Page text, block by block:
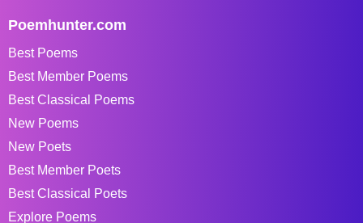
Poemhunter.com
Best Poems
Best Member Poems
Best Classical Poems
New Poems
New Poets
Best Member Poets
Best Classical Poets
Explore Poems